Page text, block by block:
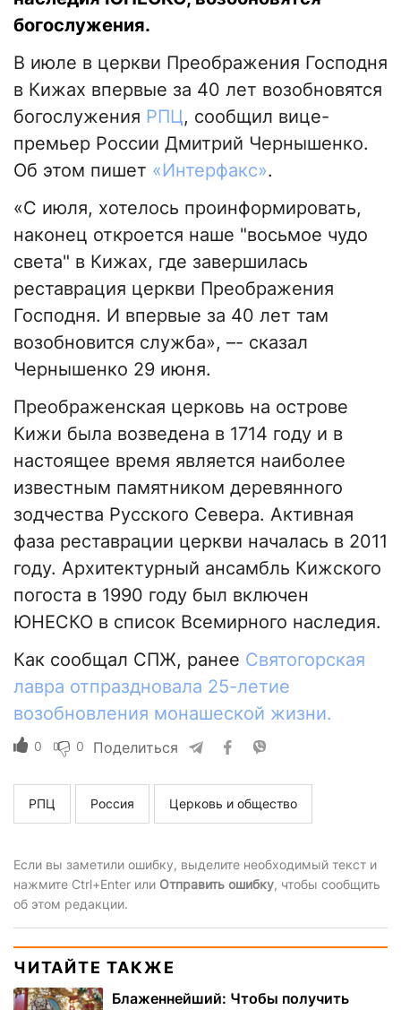
богослужения.
В июле в церкви Преображения Господня
в Кижах впервые за 40 лет возобновятся
богослужения РПЦ, сообщил вице-
премьер России Дмитрий Чернышенко.
Об этом пишет «Интерфакс».
«С июля, хотелось проинформировать,
наконец откроется наше "восьмое чудо
света" в Кижах, где завершилась
реставрация церкви Преображения
Господня. И впервые за 40 лет там
возобновится служба», –- сказал
Чернышенко 29 июня.
Преображенская церковь на острове
Кижи была возведена в 1714 году и в
настоящее время является наиболее
известным памятником деревянного
зодчества Русского Севера. Активная
фаза реставрации церкви началась в 2011
году. Архитектурный ансамбль Кижского
погоста в 1990 году был включен
ЮНЕСКО в список Всемирного наследия.
Как сообщал СПЖ, ранее Святогорская
лавра отпраздновала 25-летие
возобновления монашеской жизни.
0 0 Поделиться
РПЦ Россия Церковь и общество
Если вы заметили ошибку, выделите необходимый текст и
нажмите Ctrl+Enter или Отправить ошибку, чтобы сообщить
об этом редакции.
ЧИТАЙТЕ ТАКЖЕ
Блаженнейший: Чтобы получить